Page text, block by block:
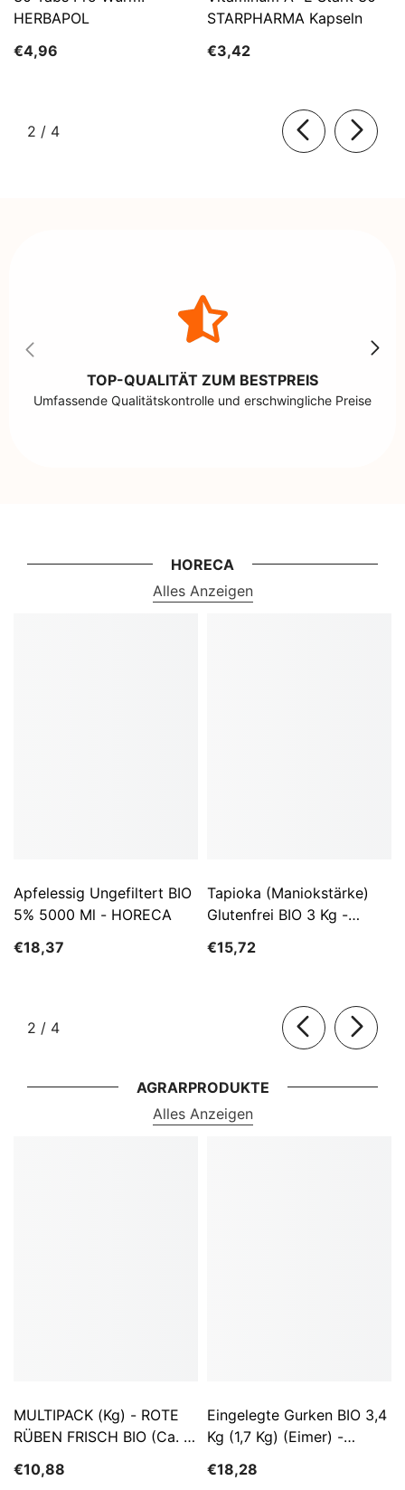
HERBAPOL
€4,96
STARPHARMA Kapseln
€3,42
2 / von
4
TOP-QUALITÄT ZUM BESTPREIS
Umfassende Qualitätskontrolle und erschwingliche Preise
HORECA
Alles Anzeigen
Apfelessig Ungefiltert BIO
5% 5000 Ml - HORECA
€18,37
Tapioka (Maniokstärke)
Glutenfrei BIO 3 Kg -
€15,72
2 / von
4
AGRARPRODUKTE
Alles Anzeigen
MULTIPACK (kg) - ROTE
RÜBEN FRISCH BIO (ca. 5
€10,88
Eingelegte Gurken BIO 3,4
Kg (1,7 Kg) (Eimer) -
€18,28